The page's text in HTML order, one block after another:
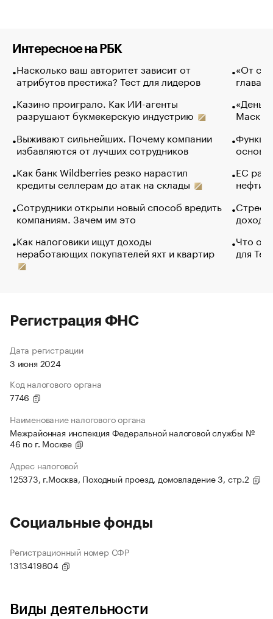
Интересное на РБК
Насколько ваш авторитет зависит от
атрибутов престижа? Тест для лидеров
Казино проиграло. Как ИИ-агенты
разрушают букмекерскую индустрию
Выживают сильнейших. Почему компании
избавляются от лучших сотрудников
Как банк Wildberries резко нарастил
кредиты селлерам до атак на склады
Сотрудники открыли новый способ вредить
компаниям. Зачем им это
Как налоговики ищут доходы
неработающих покупателей яхт и квартир
«От
глава
Маск в
основ
ЕС
нефти
Что
для
Регистрация ФНС
Дата регистрации
3 июня 2024
Код налогового органа
7746
Наименование налогового органа
Межрайонная инспекция Федеральной налоговой службы №
46 по г. Москве
Адрес налоговой
125373, г.Москва, Походный проезд, домовладение 3, стр.2
Социальные фонды
Регистрационный номер СФР
1313419804
Виды деятельности